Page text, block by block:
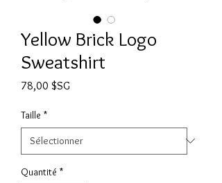
Yellow Brick Logo
Sweatshirt
78,00 $SG
Taille *
Quantité *